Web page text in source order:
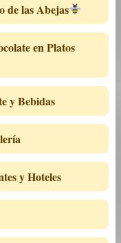
de las Abejas
en Platos
y Bebidas
y Hoteles